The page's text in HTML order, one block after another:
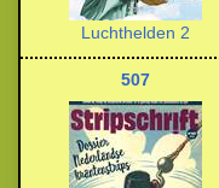
Luchthelden 2
507